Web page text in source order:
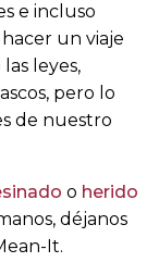
e incluso
un viaje
leyes,
pero lo
de nuestro
o herido
déjanos
It.